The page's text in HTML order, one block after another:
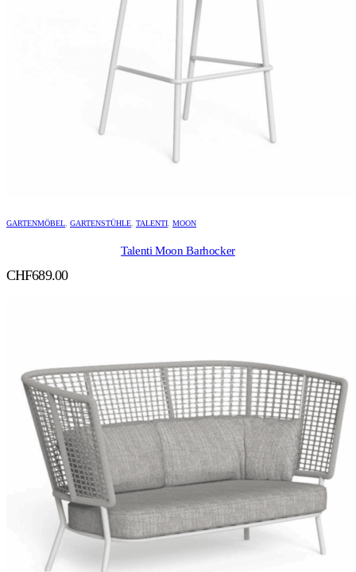
GARTENMÖBEL, GARTENSTÜHLE, TALENTI, MOON
Talenti Moon Barhocker
CHF689.00